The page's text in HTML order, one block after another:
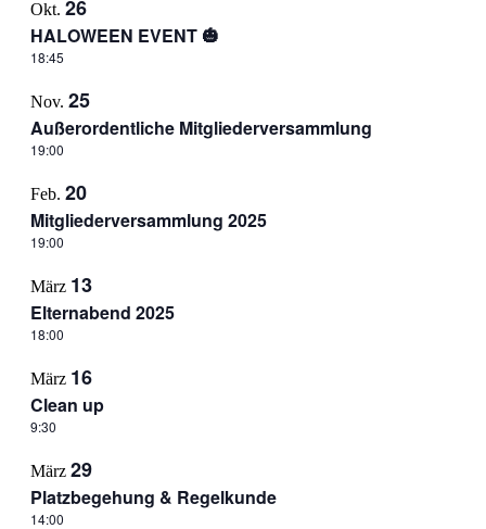
Okt. 26
HALOWEEN EVENT 🎃
18:45
Nov. 25
Außerordentliche Mitgliederversammlung
19:00
Feb. 20
Mitgliederversammlung 2025
19:00
März 13
Elternabend 2025
18:00
März 16
Clean up
9:30
März 29
Platzbegehung & Regelkunde
14:00